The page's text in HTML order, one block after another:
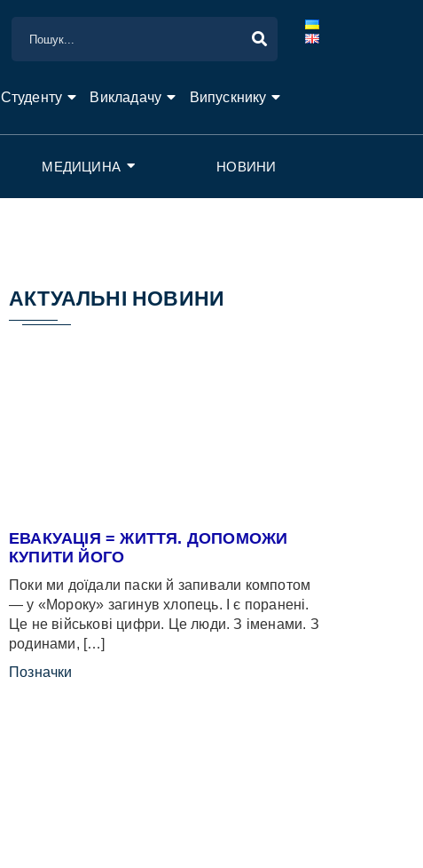
Студенту Викладачу Випускнику
МЕДИЦИНА НОВИНИ
АКТУАЛЬНІ НОВИНИ
ЕВАКУАЦІЯ = ЖИТТЯ. ДОПОМОЖИ
КУПИТИ ЙОГО
Поки ми доїдали паски й запивали компотом
— у «Мороку» загинув хлопець. І є поранені.
Це не військові цифри. Це люди. З іменами. З
родинами, […]
Позначки